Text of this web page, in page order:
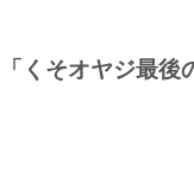
「くそオヤジ最